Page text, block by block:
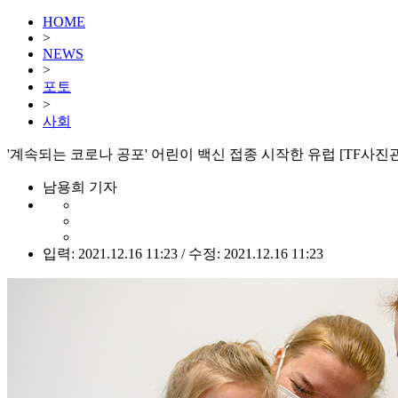
HOME
>
NEWS
>
포토
>
사회
'계속되는 코로나 공포' 어린이 백신 접종 시작한 유럽 [TF사진
남용희 기자
입력: 2021.12.16 11:23 / 수정: 2021.12.16 11:23